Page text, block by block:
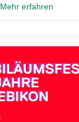
Mehr erfahren